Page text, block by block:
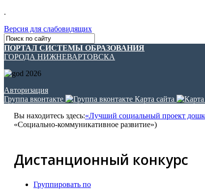
.
Версия для слабовидящих
ПОРТАЛ СИСТЕМЫ ОБРАЗОВАНИЯ
ГОРОДА НИЖНЕВАРТОВСКА
Авторизация
Группа вконтакте
Карта сайта
Вы находитесь здесь:«Лучший социальный проект
«Социально-коммуникативное развитие»)
Дистанционный конкурс
Группировать по